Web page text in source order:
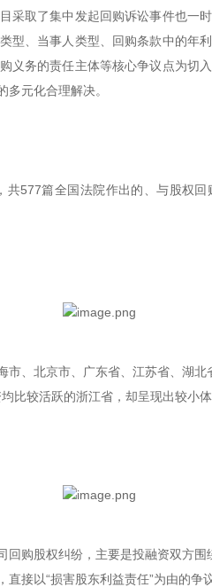
采取了集中发起回购诉讼事件也一
型、当事人类型、回购条款中的年
义务的责任主体等核心争议点为切
元化合理解决。
577篇全国法院作出的、与股权
、北京市、广东省、江苏省、湖
比较活跃的浙江省，却呈现出较小体
回购股权纠纷，主要是投融资双方
接以“损害股东利益责任”为由的争